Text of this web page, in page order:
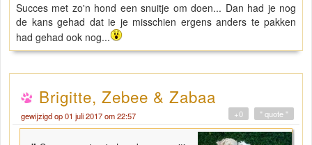
Succes met zo'n hond een snuitje om doen... Dan had je nog
de kans gehad dat ie je misschien ergens anders te pakken
had gehad ook nog...
Brigitte, Zebee & Zabaa
gewijzigd op 01 juli 2017 om 22:57 " quote "
+0